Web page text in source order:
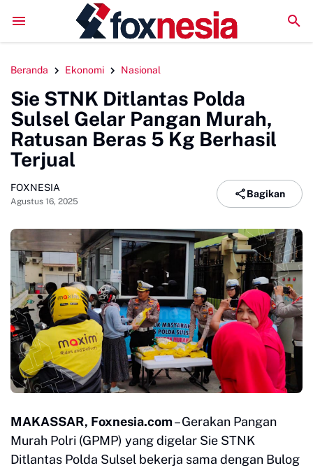
Literatur Institut Minta Polda Metro Jaya Segera
Beranda Ekonomi Nasional
Sie STNK Ditlantas Polda
Sulsel Gelar Pangan Murah,
Ratusan Beras 5 Kg Berhasil
Terjual
FOXNESIA
Agustus 16, 2025
Bagikan
MAKASSAR, Foxnesia.com– Gerakan Pangan
Murah Polri (GPMP) yang digelar Sie STNK
Ditlantas Polda Sulsel bekerja sama dengan Bulog